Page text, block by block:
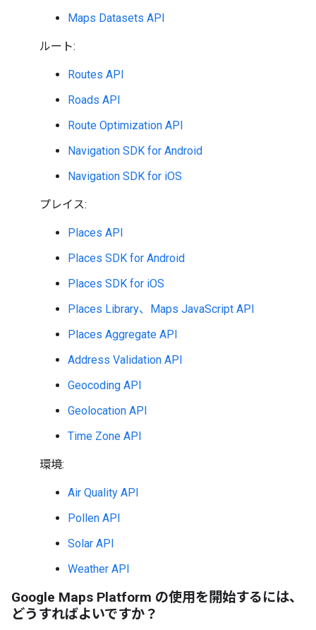
Maps Datasets API
ルート:
Routes API
Roads API
Route Optimization API
Navigation SDK for Android
Navigation SDK for iOS
プレイス:
Places API
Places SDK for Android
Places SDK for iOS
Places Library、Maps JavaScript API
Places Aggregate API
Address Validation API
Geocoding API
Geolocation API
Time Zone API
環境:
Air Quality API
Pollen API
Solar API
Weather API
Google Maps Platform の使用を開始するには、
どうすればよいですか？